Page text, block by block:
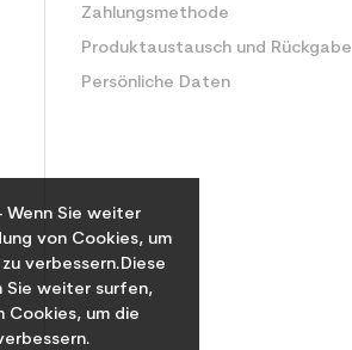
Wenn Sie weiter
von Cookies, um
verbessern.Diese
Sie weiter surfen,
Cookies, um die
Zahlungsmethode
Produktaustausch und Rückgabe
Persönliche Daten